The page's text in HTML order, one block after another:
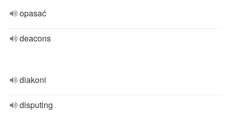
opasać
deacons
diakoni
disputing